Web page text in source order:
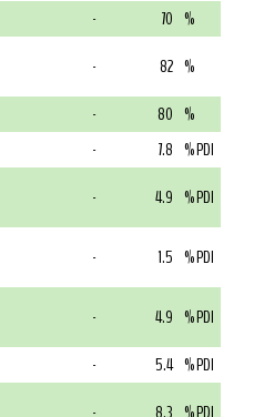
- 70 %
- 82 %
- 80 %
- 7.8 % PDI
- 4.9 % PDI
- 1.5 % PDI
- 4.9 % PDI
- 5.4 % PDI